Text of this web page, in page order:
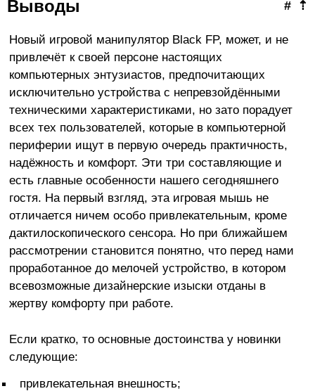
⇡
#
Выводы
Новый игровой манипулятор Black FP, может, и не
привлечёт к своей персоне настоящих
компьютерных энтузиастов, предпочитающих
исключительно устройства с непревзойдёнными
техническими характеристиками, но зато порадует
всех тех пользователей, которые в компьютерной
периферии ищут в первую очередь практичность,
надёжность и комфорт. Эти три составляющие и
есть главные особенности нашего сегодняшнего
гостя. На первый взгляд, эта игровая мышь не
отличается ничем особо привлекательным, кроме
дактилоскопического сенсора. Но при ближайшем
рассмотрении становится понятно, что перед нами
проработанное до мелочей устройство, в котором
всевозможные дизайнерские изыски отданы в
жертву комфорту при работе.
Если кратко, то основные достоинства у новинки
следующие:
привлекательная внешность;